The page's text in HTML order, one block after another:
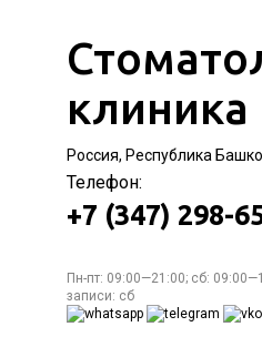
клиника
Россия, Республика
Телефон:
+7 (347) 298-
Пн-пт: 09:00—21:00; сб:
записи: сб